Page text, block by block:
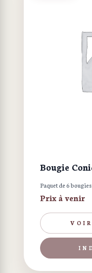
Bougie
Paquet de 6
Prix à venir